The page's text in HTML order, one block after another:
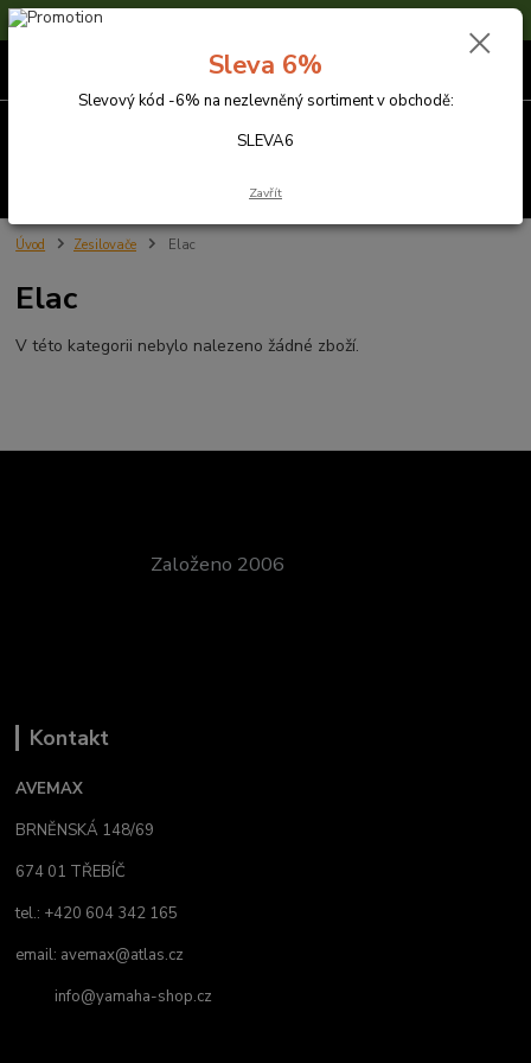
Sleva 6% na nezlevněné zboží s kódem SLEVA6
Úvod Zesilovače Elac
Elac
V této kategorii nebylo nalezeno žádné zboží.
Založeno 2006
Kontakt
AVEMAX
BRNĚNSKÁ 148/69
674 01 TŘEBÍČ
tel.: +420 604 342 165
email: avemax@atlas.cz
info@yamaha-shop.cz
Sleva 6%
Slevový kód -6% na nezlevněný sortiment v obchodě:
SLEVA6
Zavřít